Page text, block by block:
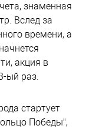
знаменная
Вслед за
времени, а
акция в
ый раз.
стартует
Победы",